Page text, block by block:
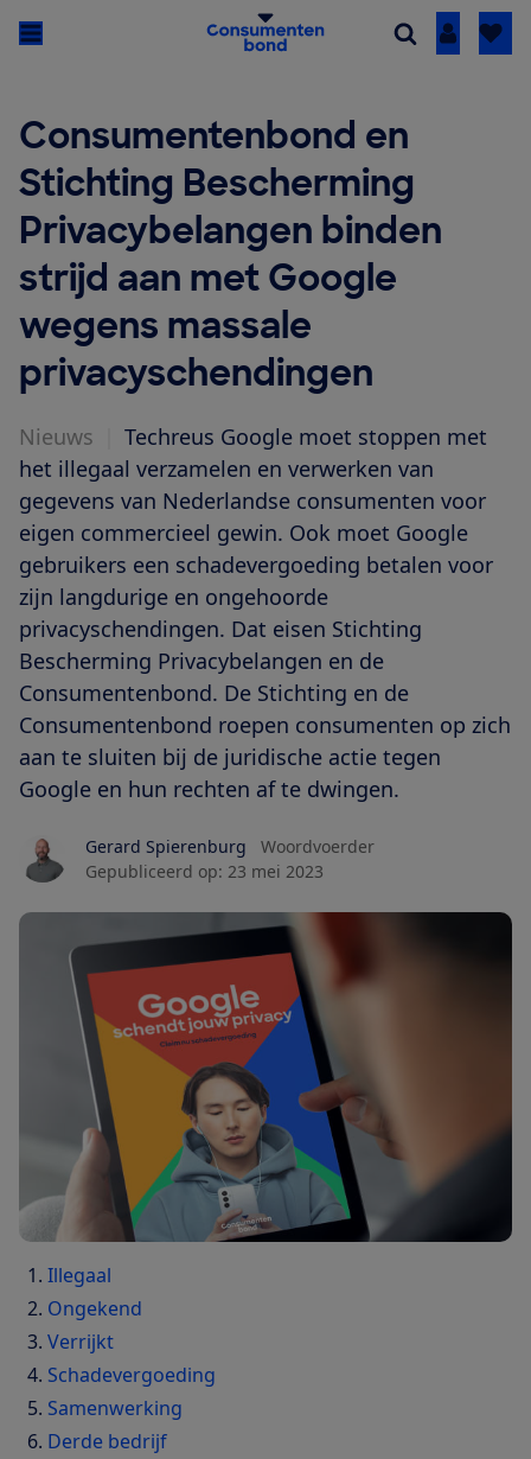
Inloggen
Consumentenbond en
Stichting Bescherming
Privacybelangen binden
strijd aan met Google
wegens massale
privacyschendingen
Nieuws
Techreus Google moet stoppen met
het illegaal verzamelen en verwerken van
gegevens van Nederlandse consumenten voor
eigen commercieel gewin. Ook moet Google
gebruikers een schadevergoeding betalen voor
zijn langdurige en ongehoorde
privacyschendingen. Dat eisen Stichting
Bescherming Privacybelangen en de
Consumentenbond. De Stichting en de
Consumentenbond roepen consumenten op zich
aan te sluiten bij de juridische actie tegen
Google en hun rechten af te dwingen.
Gerard Spierenburg
Woordvoerder
Gepubliceerd op: 23 mei 2023
Illegaal
Ongekend
Verrijkt
Schadevergoeding
Samenwerking
Derde bedrijf